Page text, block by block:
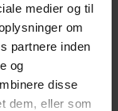
medier og til
om
partnere inden
og
disse
dem, eller som
– herefter